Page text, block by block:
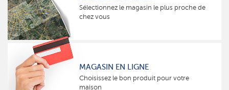
Sélectionnez le magasin le plus proche de
chez vous
MAGASIN EN LIGNE
Choisissez le bon produit pour votre
maison